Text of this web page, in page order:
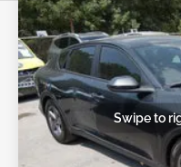
Swipe to